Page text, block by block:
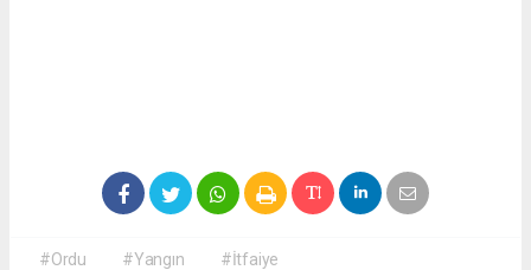
#Ordu #Yangın #İtfaiye